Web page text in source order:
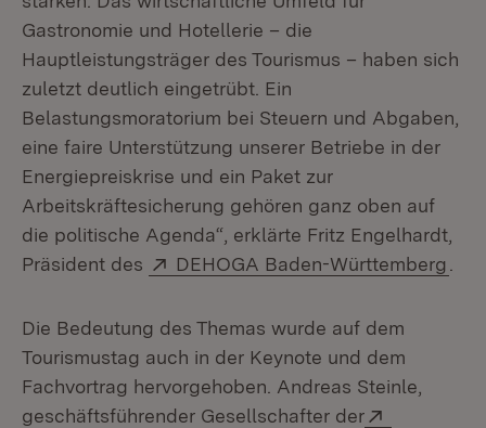
Gastronomie und Hotellerie – die
Hauptleistungsträger des Tourismus – haben sich
zuletzt deutlich eingetrübt. Ein
Belastungsmoratorium bei Steuern und Abgaben,
eine faire Unterstützung unserer Betriebe in der
Energiepreiskrise und ein Paket zur
Arbeitskräftesicherung gehören ganz oben auf
die politische Agenda“, erklärte Fritz Engelhardt,
Präsident des
Extern:
DEHOGA Baden-Württemberg
Die Bedeutung des Themas wurde auf dem
Tourismustag auch in der Keynote und dem
Fachvortrag hervorgehoben. Andreas Steinle,
geschäftsführender Gesellschafter der